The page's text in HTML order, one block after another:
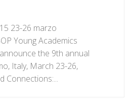
23-26 marzo
Young Academics
the 9th annual
Italy, March 23-26,
Connections:...